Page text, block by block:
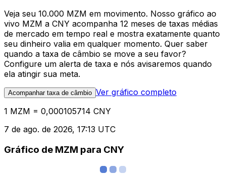
Veja seu 10.000 MZM em movimento. Nosso gráfico ao
vivo MZM a CNY acompanha 12 meses de taxas médias
de mercado em tempo real e mostra exatamente quanto
seu dinheiro valia em qualquer momento. Quer saber
quando a taxa de câmbio se move a seu favor?
Configure um alerta de taxa e nós avisaremos quando
ela atingir sua meta.
Acompanhar taxa de câmbio Ver gráfico completo
1 MZM = 0,000105714 CNY
7 de ago. de 2026, 17:13 UTC
Gráfico de MZM para CNY